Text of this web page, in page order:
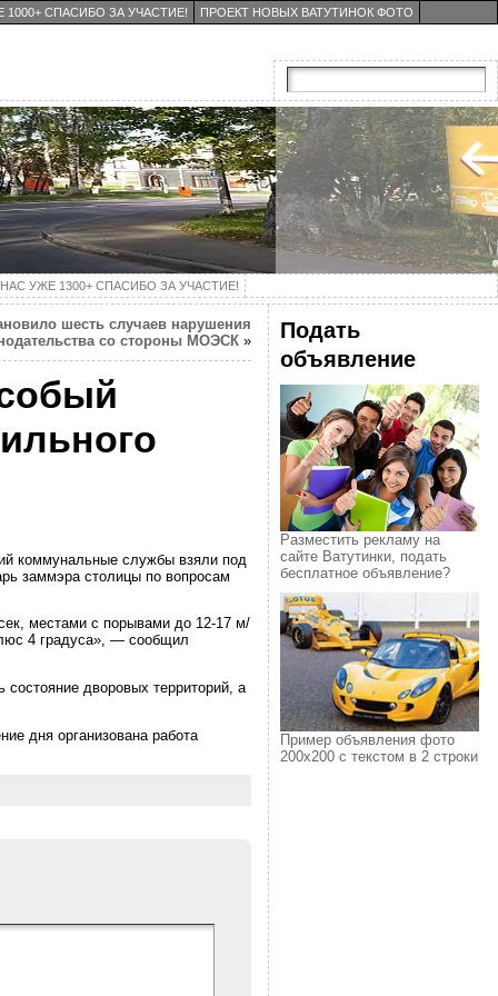
1000+ СПАСИБО ЗА УЧАСТИЕ! ПРОЕКТ НОВЫХ ВАТУТИНОК ФОТО
НАС УЖЕ 1300+ СПАСИБО ЗА УЧАСТИЕ!
шесть случаев нарушения
со стороны МОЭСК»
коммунальные службы взяли под
заммэра столицы по вопросам
местами с порывами до 12-17 м/
4 градуса», — сообщил
дворовых территорий, а
дня организована работа
Подать
объявление
Разместить рекламу на
сайте Ватутинки, подать
бесплатное объявление?
Пример объявления фото
200х200 с текстом в 2 строки